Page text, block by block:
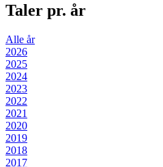
Taler pr. år
Alle år
2026
2025
2024
2023
2022
2021
2020
2019
2018
2017